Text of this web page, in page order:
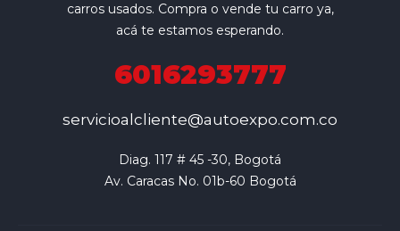
carros usados. Compra o vende tu carro ya,
acá te estamos esperando.
6016293777
servicioalcliente@autoexpo.com.co
Diag. 117 # 45 -30, Bogotá
Av. Caracas No. 01b-60 Bogotá